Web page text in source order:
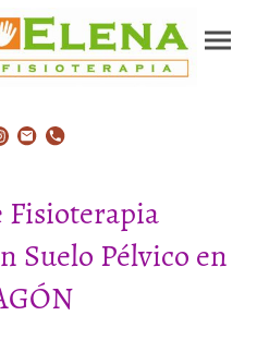
Fisioterapia
Suelo Pélvico en